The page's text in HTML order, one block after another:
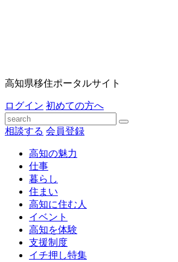
高知県移住ポータルサイト
ログイン 初めての方へ
相談する 会員登録
高知の魅力
仕事
暮らし
住まい
高知に住む人
イベント
高知を体験
支援制度
イチ押し特集